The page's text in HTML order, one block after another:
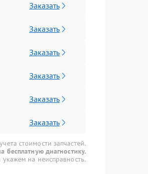
Заказать
Заказать
Заказать
Заказать
Заказать
Заказать
стоимости запчастей.
бесплатную диагностику.
на неисправность.